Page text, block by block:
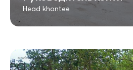
Head khontee